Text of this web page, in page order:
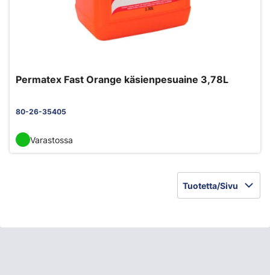
Permatex Fast Orange käsienpesuaine 3,78L
80-26-35405
Varastossa
Tuotetta/Sivu